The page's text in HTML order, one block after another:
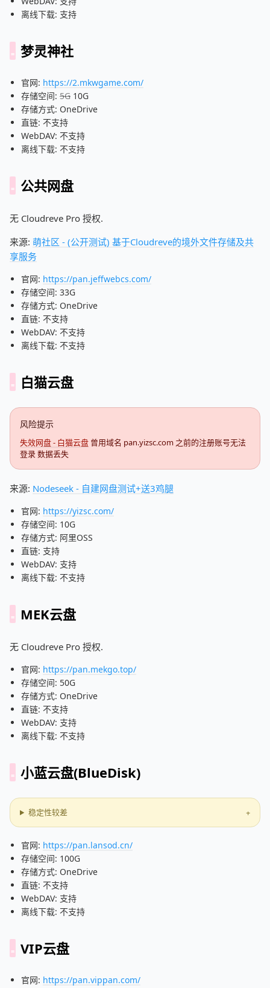
离线下载: 支持
梦灵神社
官网: https://2.mkwgame.com/
存储空间: 5G 10G
存储方式: OneDrive
直链: 不支持
WebDAV: 不支持
离线下载: 不支持
公共网盘
无 Cloudreve Pro 授权.
来源: 萌社区 - (公开测试) 基于Cloudreve的境外文件存储及共
享服务
官网: https://pan.jeffwebcs.com/
存储空间: 33G
存储方式: OneDrive
直链: 不支持
WebDAV: 不支持
离线下载: 不支持
白猫云盘
风险提示
失效网盘 - 白猫云盘 曾用域名 pan.yizsc.com 之前的注册账号无法
登录 数据丢失
来源: Nodeseek - 自建网盘测试+送3鸡腿
官网: https://yizsc.com/
存储空间: 10G
存储方式: 阿里OSS
直链: 支持
WebDAV: 支持
离线下载: 不支持
MEK云盘
无 Cloudreve Pro 授权.
官网: https://pan.mekgo.top/
存储空间: 50G
存储方式: OneDrive
直链: 不支持
WebDAV: 支持
离线下载: 不支持
小蓝云盘(BlueDisk)
稳定性较差
官网: https://pan.lansod.cn/
存储空间: 100G
存储方式: OneDrive
直链: 不支持
WebDAV: 支持
离线下载: 不支持
VIP云盘
官网: https://pan.vippan.com/